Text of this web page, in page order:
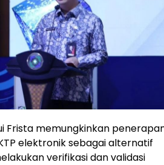
Frista memungkinkan
elektronik sebagai alternatif
verifikasi dan validasi